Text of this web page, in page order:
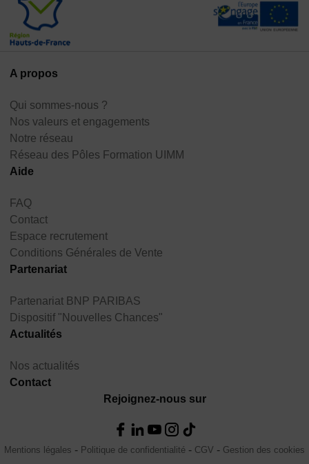
A propos
Qui sommes-nous ?
Nos valeurs et engagements
Notre réseau
Réseau des Pôles Formation UIMM
Aide
FAQ
Contact
Espace recrutement
Conditions Générales de Vente
Partenariat
Partenariat BNP PARIBAS
Dispositif "Nouvelles Chances"
Actualités
Nos actualités
Contact
Rejoignez-nous sur
Mentions légales Politique de confidentialité CGV Gestion des cookies